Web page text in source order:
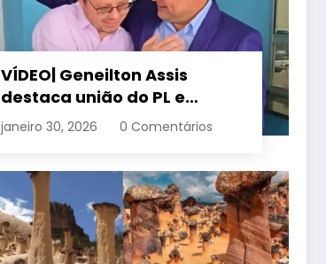
VÍDEO| Geneilton Assis
destaca união do PL e
consolidação de apoio a
Maycon Tombini em Jataí
janeiro 30, 2026 0 Comentários